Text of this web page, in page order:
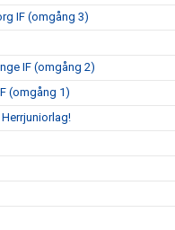
IF (omgång 3)
IF (omgång 2)
(omgång 1)